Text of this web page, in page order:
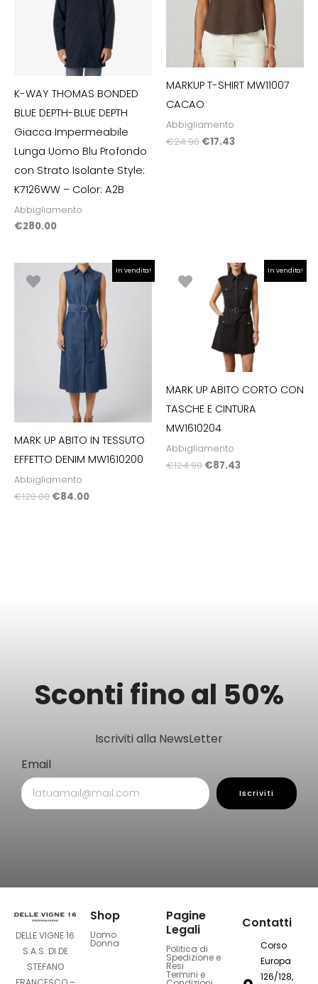
K-WAY THOMAS BONDED
BLUE DEPTH-BLUE DEPTH
Giacca Impermeabile
Lunga Uomo Blu Profondo
con Strato Isolante Style:
K7126WW – Color: A2B
Abbigliamento
€280.00
MARKUP T-SHIRT MW11007
CACAO
Abbigliamento
€24.90 €17.43
In vendita!
MARK UP ABITO IN TESSUTO
EFFETTO DENIM MW1610200
Abbigliamento
€120.00
prezzo
originale
era:
€120.00.
€84.00
Il
prezzo
attuale
è:
€84.00.
In vendita!
MARK UP ABITO CORTO CON
TASCHE E CINTURA
MW1610204
Abbigliamento
€124.90
prezzo
originale
era:
€124.90.
€87.43
Il
prezzo
attuale
è:
€87.43.
Sconti fino al 50%
Iscriviti alla NewsLetter
Email
Iscriviti
DELLE VIGNE 16
S.A.S. DI DE
STEFANO
Shop
Uomo
Donna
Pagine
Legali
Politica di
Spedizione e
Resi
Termini e
Contatti
Corso
Europa
126/128,